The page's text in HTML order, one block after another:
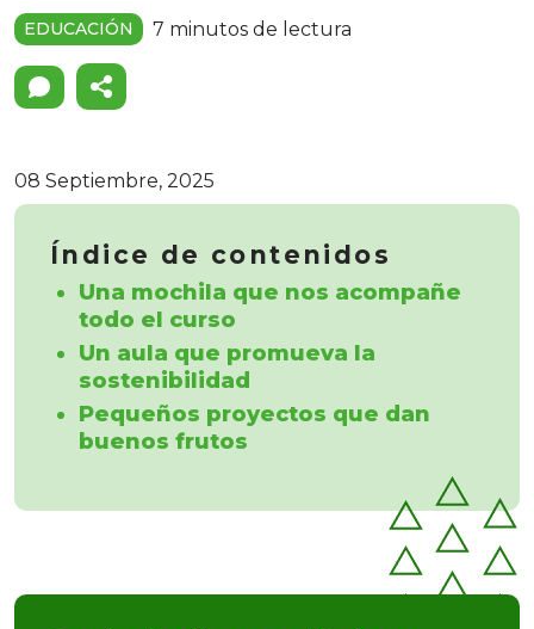
EDUCACIÓN 7 minutos de lectura
08 Septiembre, 2025
Índice de contenidos
Una mochila que nos acompañe
todo el curso
Un aula que promueva la
sostenibilidad
Pequeños proyectos que dan
buenos frutos